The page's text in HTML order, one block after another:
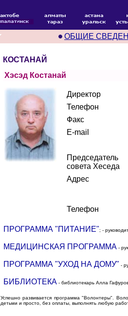
ОБЩИЕ
КОСТАНАЙ
Хэсэд Костанай
Директор
Телефон
Факс
E-mail
Председатель
совета Хеседа
Адрес
Телефон
ПРОГРАММА "ПИТАНИЕ"; -
МЕДИЦИНСКАЯ ПРОГРАММА -
ПРОГРАММА "УХОД НА ДОМУ" -
БИБЛИОТЕКА - библиотекарь Алла
Успешно развивается программа "Волонтеры".
детьми и просто, без оплаты, выполнять любую